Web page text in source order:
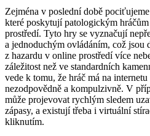
Zejména v poslední době
které poskytují patologickým
prostředí. Tyto hry se vyznačují
a jednoduchým ovládáním, což jsou
z hazardu v online prostředí více
záležitost než ve standardních
vede k tomu, že hráč má na
nezodpovědně a kompulzivně. V
může projevovat rychlým sledem
zápasy, a existují třeba i virtuální
kliknutím.